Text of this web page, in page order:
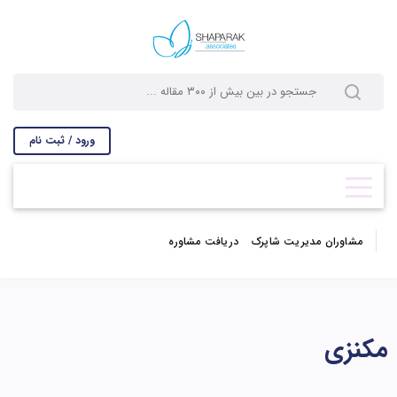
ورود / ثبت نام
مشاوران مدیریت شاپرک دریافت مشاوره
مکنزی